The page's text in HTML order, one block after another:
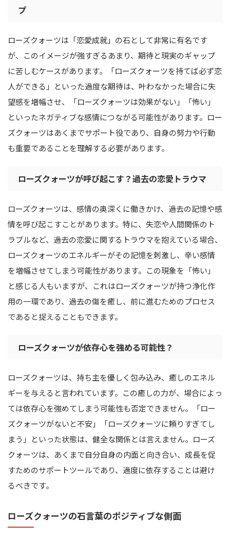
プ
ローズクォーツは「恋愛成就」の石として非常に有名です
が、このイメージが強すぎるあまり、期待と現実のギャップ
に苦しむケースがあります。「ローズクォーツを持てば必ず恋
人ができる」といった過度な期待は、叶わなかった場合に失
望感を増幅させ、「ローズクォーツは効果がない」「怖い」
といったネガティブな感情につながる可能性があります。ロー
ズクォーツはあくまでサポート役であり、自身の努力や行動
も重要であることを理解する必要があります。
ローズクォーツが呼び起こす？過去の恋愛トラウマ
ローズクォーツは、感情の奥深くに働きかけ、過去の記憶や感
情を呼び起こすことがあります。特に、失恋や人間関係のト
ラブルなど、過去の恋愛に関するトラウマを抱えている場合、
ローズクォーツのエネルギーがその記憶を刺激し、辛い感情
を増幅させてしまう可能性があります。この現象を「怖い」
と感じる人もいますが、これはローズクォーツが持つ浄化作
用の一環であり、過去の傷を癒し、前に進むためのプロセス
であると捉えることもできます。
ローズクォーツが依存心を強める可能性？
ローズクォーツは、持ち主を優しく包み込み、癒しのエネル
ギーを与えると言われています。この癒しの力が、場合によっ
ては依存心を強めてしまう可能性も否定できません。「ロー
ズクォーツがないと不安」「ローズクォーツに頼りすぎてし
まう」といった状態は、健全な関係とは言えません。ローズ
クォーツは、あくまで自分自身の内面と向き合い、成長を促
すためのサポートツールであり、過度に依存することは避け
るべきです。
ローズクォーツの石言葉のポジティブな側面